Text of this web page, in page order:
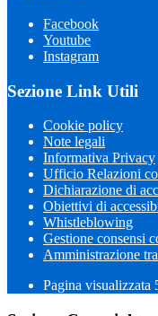
Facebook
Youtube
Instagram
Sezione Link Utili
Cookie policy
Note legali
Informativa Privacy
Ufficio Relazioni
Dichiarazione di
Obiettivi di
Whistleblowing
Gestione consensi
Amministrazione
Pagina visualizzata